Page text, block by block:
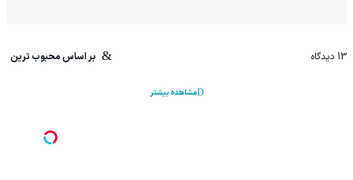
13 دیدگاه بر اساس محبوب ترین
مشاهده بیشتر